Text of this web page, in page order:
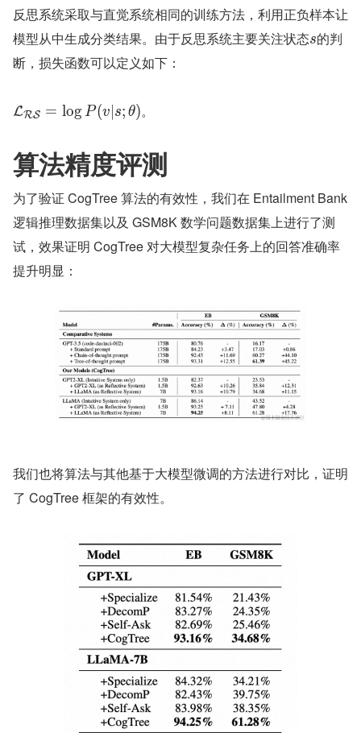
反思系统采取与直觉系统相同的训练方法，利用正负样本让
模型从中生成分类结果。由于反思系统主要关注状态s的判
断，损失函数可以定义如下：
LRS = log P(v s; θ)。
算法精度评测
为了验证 CogTree 算法的有效性，我们在 Entailment Bank
逻辑推理数据集以及 GSM8K 数学问题数据集上进行了测
试，效果证明 CogTree 对大模型复杂任务上的回答准确率
提升明显：
我们也将算法与其他基于大模型微调的方法进行对比，证明
了 CogTree 框架的有效性。